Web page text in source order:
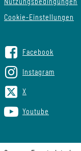
Cookie-Einstellungen
Facebook
Instagram
X
Youtube